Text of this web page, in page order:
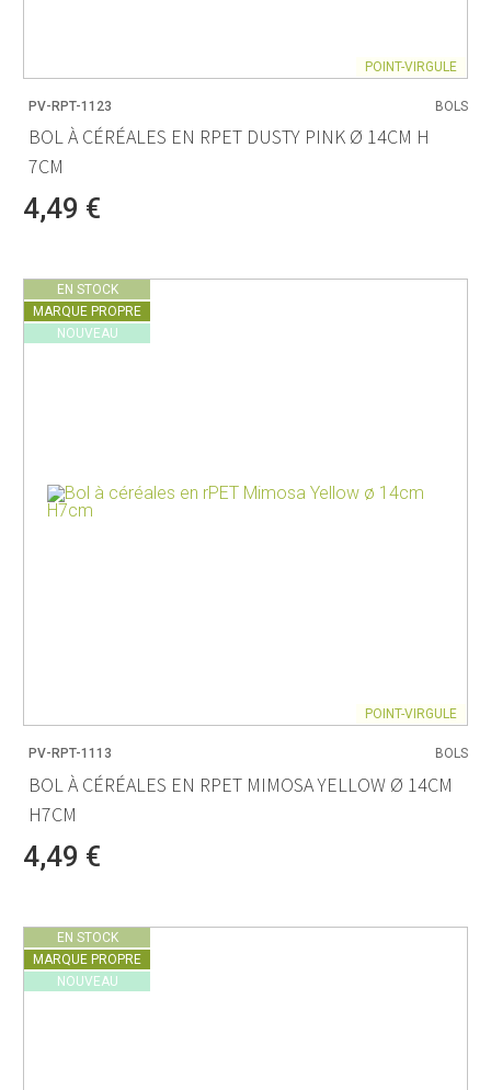
POINT-VIRGULE
PV-RPT-1123 BOLS
BOL À CÉRÉALES EN RPET DUSTY PINK Ø 14CM H
7CM
4,49 €
EN STOCK
MARQUE PROPRE
NOUVEAU
POINT-VIRGULE
PV-RPT-1113 BOLS
BOL À CÉRÉALES EN RPET MIMOSA YELLOW Ø 14CM
H7CM
4,49 €
EN STOCK
MARQUE PROPRE
NOUVEAU